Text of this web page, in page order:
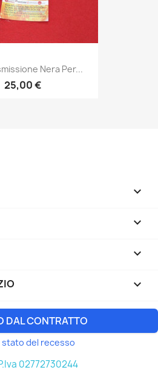
Nera Per...
25,00 €



keyboard_arrow_down
DAL CONTRATTO
stato del recesso
02772730244